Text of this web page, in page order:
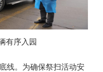
有序入园
线。为确保祭扫活动安